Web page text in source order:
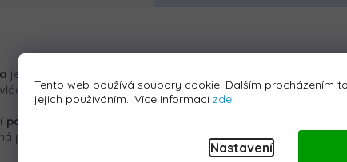
Tento web používá soubory cookie. Dalším procházením
jejich používáním.. Více informací zde.
Nastavení
je vybavena čtyřmi motory o celkovém
různé typy terénu, nezpevněný povrch i kopce.
přední i zadní , umožňuje jízdu ve všech směrech a její